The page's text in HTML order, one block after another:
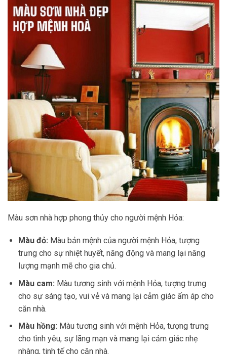
Màu sơn nhà hợp phong thủy cho người mệnh Hỏa:
Màu đỏ: Màu bản mệnh của người mệnh Hỏa, tượng
trưng cho sự nhiệt huyết, năng động và mang lại năng
lượng mạnh mẽ cho gia chủ.
Màu cam: Màu tương sinh với mệnh Hỏa, tượng trưng
cho sự sáng tạo, vui vẻ và mang lại cảm giác ấm áp cho
căn nhà.
Màu hồng: Màu tương sinh với mệnh Hỏa, tượng trưng
cho tình yêu, sự lãng mạn và mang lại cảm giác nhẹ
nhàng, tinh tế cho căn nhà.